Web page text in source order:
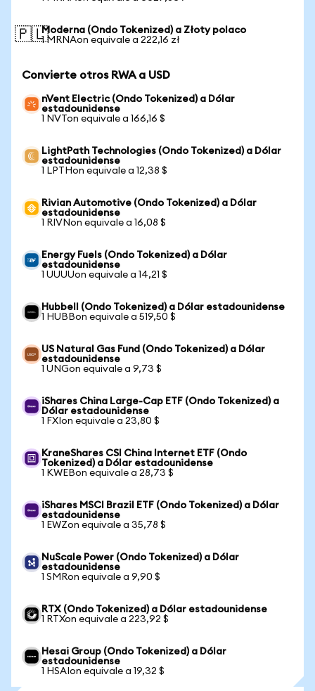
🇵🇱Moderna (Ondo Tokenized) a Złoty polaco
1 MRNAon equivale a 222,16 zł
Convierte otros RWA a USD
nVent Electric (Ondo Tokenized) a Dólar
estadounidense
1 NVTon equivale a 166,16 $
LightPath Technologies (Ondo Tokenized) a Dólar
estadounidense
1 LPTHon equivale a 12,38 $
Rivian Automotive (Ondo Tokenized) a Dólar
estadounidense
1 RIVNon equivale a 16,08 $
Energy Fuels (Ondo Tokenized) a Dólar
estadounidense
1 UUUUon equivale a 14,21 $
Hubbell (Ondo Tokenized) a Dólar estadounidense
1 HUBBon equivale a 519,50 $
US Natural Gas Fund (Ondo Tokenized) a Dólar
estadounidense
1 UNGon equivale a 9,73 $
iShares China Large-Cap ETF (Ondo Tokenized) a
Dólar estadounidense
1 FXIon equivale a 23,80 $
KraneShares CSI China Internet ETF (Ondo
Tokenized) a Dólar estadounidense
1 KWEBon equivale a 28,73 $
iShares MSCI Brazil ETF (Ondo Tokenized) a Dólar
estadounidense
1 EWZon equivale a 35,78 $
NuScale Power (Ondo Tokenized) a Dólar
estadounidense
1 SMRon equivale a 9,90 $
RTX (Ondo Tokenized) a Dólar estadounidense
1 RTXon equivale a 223,92 $
Hesai Group (Ondo Tokenized) a Dólar
estadounidense
1 HSAIon equivale a 19,32 $